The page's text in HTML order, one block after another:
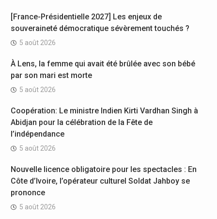
[France-Présidentielle 2027] Les enjeux de
souveraineté démocratique sévèrement touchés ?
5 août 2026
À Lens, la femme qui avait été brûlée avec son bébé
par son mari est morte
5 août 2026
Coopération: Le ministre Indien Kirti Vardhan Singh à
Abidjan pour la célébration de la Fête de
l’indépendance
5 août 2026
Nouvelle licence obligatoire pour les spectacles : En
Côte d’Ivoire, l’opérateur culturel Soldat Jahboy se
prononce
5 août 2026